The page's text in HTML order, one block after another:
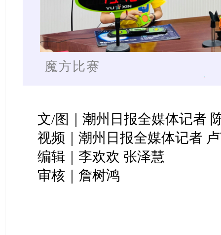
魔方比赛
文/图｜潮州日报全媒体记者
视频｜潮州日报全媒体记者
编辑｜李欢欢 张泽慧
审核｜詹树鸿